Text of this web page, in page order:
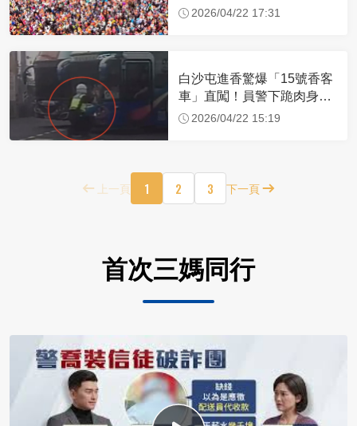
32.1萬創新高
2026/04/22 17:31
白沙屯進香驚爆「15號香客
車」直闖！員警下跪肉身擋
車：讓行人先過
2026/04/22 15:19
上一頁 1 2 3 下一頁
首次三媽同行